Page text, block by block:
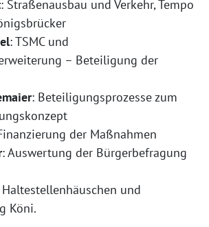
: Straßenausbau und Verkehr, Tempo
: TSMC und
– Beteiligung der
: Beteiligungsprozesse zum
der Maßnahmen
: Auswertung der Bürgerbefragung
und
Köni.